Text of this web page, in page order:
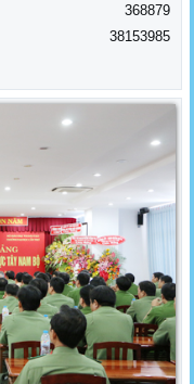
368879
38153985